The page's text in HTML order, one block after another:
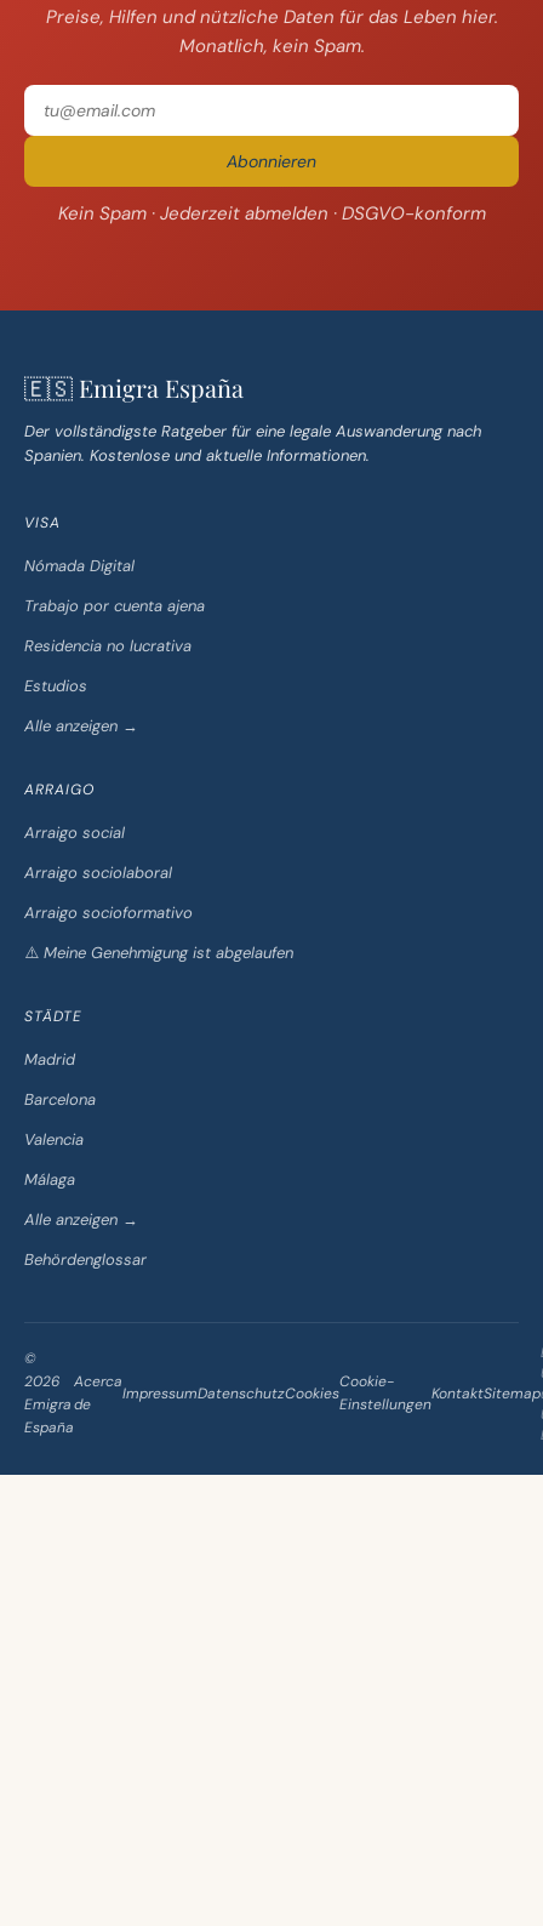
Preise, Hilfen und nützliche Daten für das Leben hier.
Monatlich, kein Spam.
Abonnieren
Kein Spam · Jederzeit abmelden · DSGVO-konform
🇪🇸 Emigra España
Der vollständigste Ratgeber für eine legale Auswanderung nach
Spanien. Kostenlose und aktuelle Informationen.
VISA
Nómada Digital
Trabajo por cuenta ajena
Residencia no lucrativa
Estudios
Alle anzeigen →
ARRAIGO
Arraigo social
Arraigo sociolaboral
Arraigo socioformativo
⚠️ Meine Genehmigung ist abgelaufen
STÄDTE
Madrid
Barcelona
Valencia
Málaga
Alle anzeigen →
Behördenglossar
©
2026
Emigra
España
Acerca
de
ImpressumDatenschutzCookies
Cookie-
Einstellungen
KontaktSitemap